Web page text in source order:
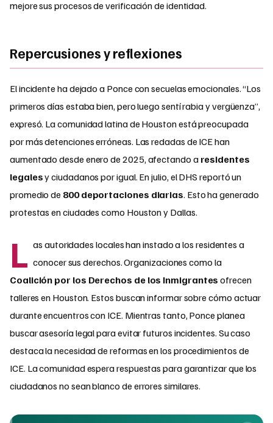
mejore sus procesos de verificación de identidad.
Repercusiones y reflexiones
El incidente ha dejado a Ponce con secuelas emocionales. “Los
primeros días estaba bien, pero luego sentí rabia y vergüenza”,
expresó. La comunidad latina de Houston está preocupada
por más detenciones erróneas. Las redadas de ICE han
aumentado desde enero de 2025, afectando a residentes
legalesy ciudadanos por igual. En julio, el DHS reportó un
promedio de 800 deportaciones diarias. Esto ha generado
protestas en ciudades como Houston y Dallas.
L as autoridades locales han instado a los residentes a
conocer sus derechos. Organizaciones como la
Coalición por los Derechos de los Inmigrantes ofrecen
talleres en Houston. Estos buscan informar sobre cómo actuar
durante encuentros con ICE. Mientras tanto, Ponce planea
buscar asesoría legal para evitar futuros incidentes. Su caso
destaca la necesidad de reformas en los procedimientos de
ICE. La comunidad espera respuestas para garantizar que los
ciudadanos no sean blanco de errores similares.